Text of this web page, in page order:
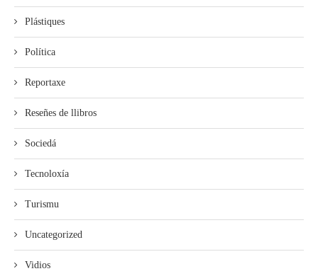
Plástiques
Política
Reportaxe
Reseñes de llibros
Sociedá
Tecnoloxía
Turismu
Uncategorized
Vidios